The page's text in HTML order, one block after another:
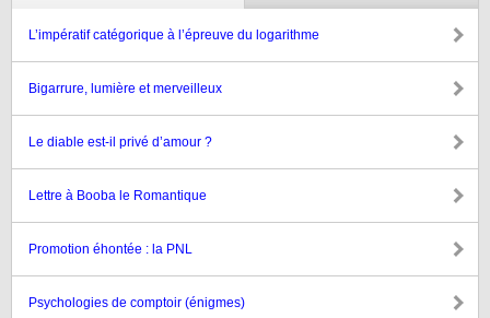
L’impératif catégorique à l’épreuve du logarithme
Bigarrure, lumière et merveilleux
Le diable est-il privé d’amour ?
Lettre à Booba le Romantique
Promotion éhontée : la PNL
Psychologies de comptoir (énigmes)